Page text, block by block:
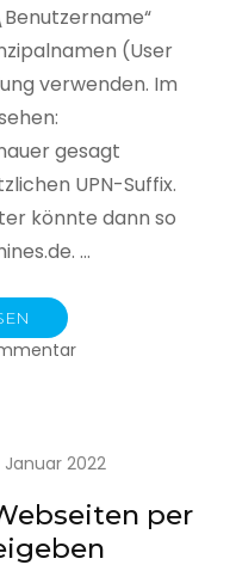
(User
verwenden. Im
gesagt
UPN-Suffix.
könnte dann so
…
zu
(UPN)
im
Active
Directory
Januar 2022
per